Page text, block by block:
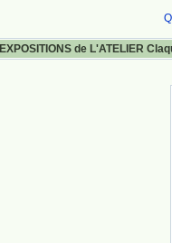
EXPOSITIONS de L'ATELIER